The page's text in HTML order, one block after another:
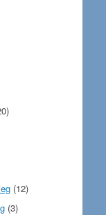
(12)
(3)